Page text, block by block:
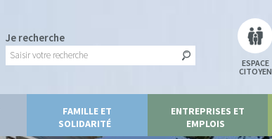
Je recherche
ESPACE
CITOYEN
FAMILLE ET
SOLIDARITÉ
ENTREPRISES ET
EMPLOIS